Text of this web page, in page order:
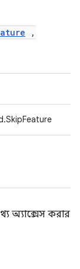
,
অ্যাক্সেস করার